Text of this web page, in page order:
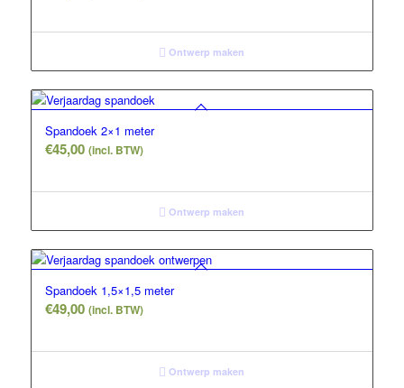
Ontwerp maken
Spandoek 2×1 meter
€45,00 (incl. BTW)
Ontwerp maken
Spandoek 1,5×1,5 meter
€49,00 (incl. BTW)
Ontwerp maken